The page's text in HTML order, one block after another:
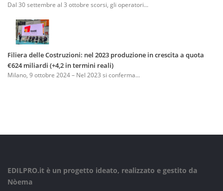
Dal 30 settembre al 3 ottobre scorsi, gli operatori...
Filiera delle Costruzioni: nel 2023 produzione in crescita a quota
€624 miliardi (+4,2 in termini reali)
Milano, 9 ottobre 2024 – Nel 2023 si conferma...
EDILPRO.it è un progetto ideato, realizzato e gestito da
Nòema